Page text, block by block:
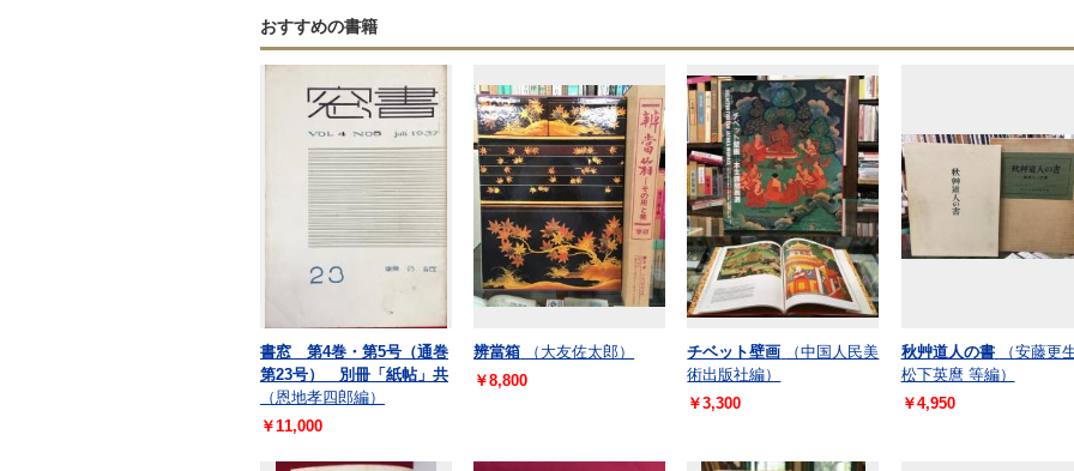
おすすめの書籍
書窓 第4巻・第5号（通巻
第23号） 別冊「紙帖」共
（恩地孝四郎編）
￥11,000
辨當箱
（大友佐太郎）
￥8,800
チベット壁画
（中国人民美
術出版社編）
￥3,300
秋艸道人の書
（安藤更
松下英麿 等編）
￥4,950